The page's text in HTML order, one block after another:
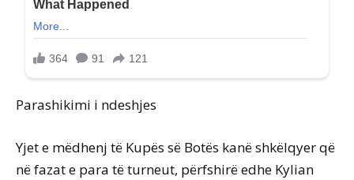
Parashikimi i ndeshjes
Yjet e mëdhenj të Kupës së Botës kanë shkëlqyer që
në fazat e para të turneut, përfshirë edhe Kylian